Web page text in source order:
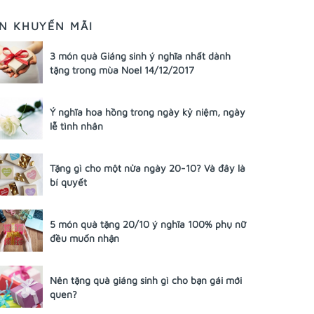
KHUYẾN MÃI
3 món quà Giáng sinh ý nghĩa nhất dành
tặng trong mùa Noel 14/12/2017
Ý nghĩa hoa hồng trong ngày kỷ niệm, ngày
lễ tình nhân
Tặng gì cho một nửa ngày 20-10? Và đây là
bí quyết
5 món quà tặng 20/10 ý nghĩa 100% phụ nữ
đều muốn nhận
Nên tặng quà giáng sinh gì cho bạn gái mới
quen?